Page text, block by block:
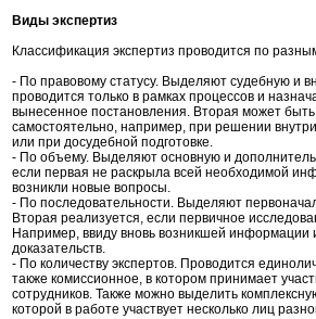
Виды экспертиз
Классификация экспертиз проводится по
- По правовому статусу. Выделяют судебную и
проводится только в рамках процессов и
вынесенное постановления. Вторая может
самостоятельно, например, при решении
или при досудебной подготовке.
- По объему. Выделяют основную и
если первая не раскрыла всей необходимой
возникли новые вопросы.
- По последовательности. Выделяют
Вторая реализуется, если первичное
Например, ввиду вновь возникшей информации
доказательств.
- По количеству экспертов. Проводится
также комиссионное, в котором принимает
сотрудников. Также можно выделить
которой в работе участвует несколько лиц